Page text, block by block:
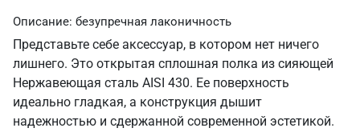
Описание: безупречная лаконичность
Представьте себе аксессуар, в котором нет ничего
лишнего. Это открытая сплошная полка из сияющей
Нержавеющая сталь AISI 430. Ее поверхность
идеально гладкая, а конструкция дышит
надежностью и сдержанной современной эстетикой.